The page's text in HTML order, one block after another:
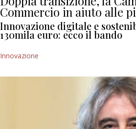
Commercio in aiuto alle
Innovazione digitale e
130mila euro: ecco il bando
Innovazione